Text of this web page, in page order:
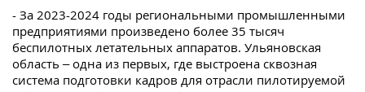
- За 2023-2024 годы региональными промышленными
предприятиями произведено более 35 тысяч
беспилотных летательных аппаратов. Ульяновская
область – одна из первых, где выстроена сквозная
система подготовки кадров для отрасли пилотируемой